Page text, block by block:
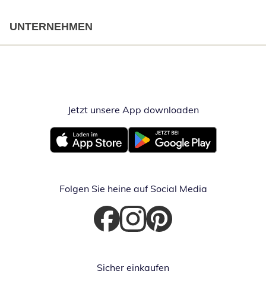
UNTERNEHMEN
Jetzt unsere App downloadenÖffnet in
Öffnet in neuem FensterÖffnet in neuem Fenster
Folgen Sie heine auf Social Media
Öffnet in neuem Fenster
Öffnet in neuem Fenster
Öffnet in neuem Fenster
Sicher einkaufen